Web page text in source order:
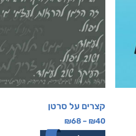
קצרים על סרטן
₪40
–
₪68